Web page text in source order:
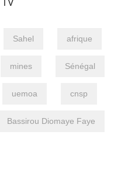
Sahel afrique
mines Sénégal
uemoa cnsp
Bassirou Diomaye Faye